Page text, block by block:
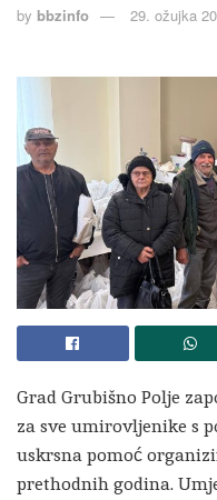
by bbzinfo 29. ožujka
Grad Grubišno Polje
za sve umirovljenike s
uskrsna pomoć
prethodnih godina.